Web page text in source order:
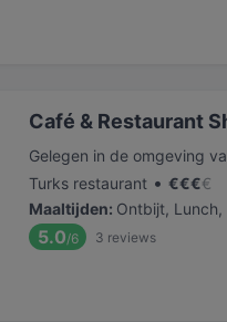
Café & Restaurant
Gelegen in de omgeving
Turks restaurant • €€€€
Maaltijden: Ontbijt, Lunch,
5.0/6 3 reviews